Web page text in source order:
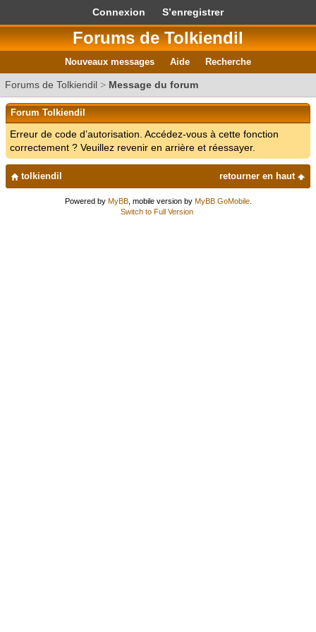
Connexion S’enregistrer
Forums de Tolkiendil
Nouveaux messages Aide Recherche
Forums de Tolkiendil > Message du forum
Forum Tolkiendil
Erreur de code d’autorisation. Accédez-vous à cette fonction
correctement ? Veuillez revenir en arrière et réessayer.
retourner en haut
tolkiendil
Powered by MyBB, mobile version by MyBB GoMobile.
Switch to Full Version